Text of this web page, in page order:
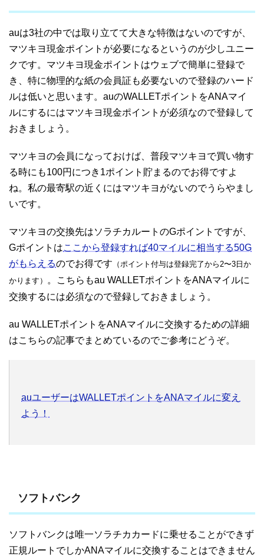
auは3社の中では取り立てて大きな特徴はないのですが、
マツキヨ現金ポイントが必要になるというのが少しユニー
クです。マツキヨ現金ポイントはウェブで簡単に登録で
き、特に物理的な紙の会員証も必要ないので登録のハード
ルは低いと思います。auのWALLETポイントをANAマイ
ルにするにはマツキヨ現金ポイントが必須なので登録して
おきましょう。
マツキヨの会員になっておけば、普段マツキヨで買い物す
る時にも100円につき1ポイント貯まるのでお得ですよ
ね。私の最寄駅の近くにはマツキヨがないのでうらやまし
いです。
マツキヨの交換先はソラチカルートのGポイントですが、
Gポイントはここから登録すれば40マイルに相当する50G
がもらえるのでお得です （ポイント付与は登録完了から2〜3日か
かります）
。こちらもau WALLETポイントをANAマイルに
交換するには必須なので登録しておきましょう。
au WALLETポイントをANAマイルに交換するための詳細
はこちらの記事でまとめているのでご参考にどうぞ。
auユーザーはWALLETポイントをANAマイルに変え
よう！
ソフトバンク
ソフトバンクは唯一ソラチカカードに乗せることができず
正規ルートでしかANAマイルに交換することはできません